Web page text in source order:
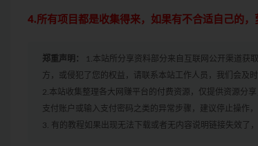
4.所有项目都是收集得来，如果有不合适自己的
郑重声明：
1.本站所分享资料部分来自互联网公开渠道获
方，或侵犯了您的权益，请联系本站工作人员，我们会及
2.本站收集整理各大网赚平台的付费资源，仅提供资源分
支付账户或输入支付密码之类的异常步骤，建议停止操作
3. 有的教程如果出现无法下载或者无内容说明链接失效了